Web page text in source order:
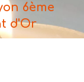
6ème
d'Or